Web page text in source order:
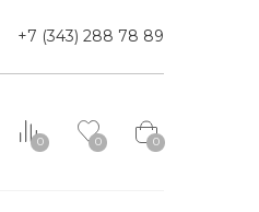
+7 (343) 288 78 89
0 0 0